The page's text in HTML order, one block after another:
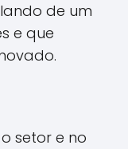
de um
e que
setor e no